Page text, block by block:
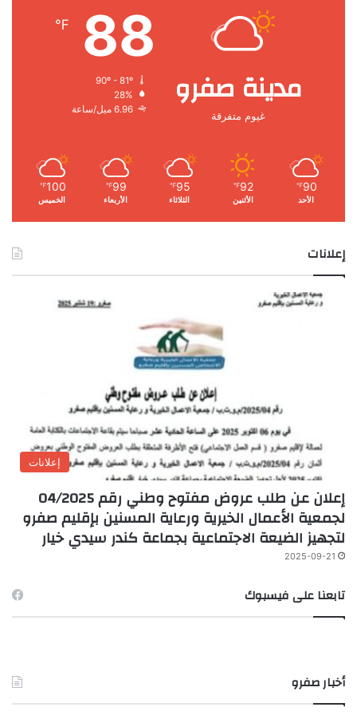
مدينة صفرو
غيوم متفرقة
88
℉
28%
6.96 ميل/ساعة
90
℉
الأحد
92
℉
الأثنين
95
℉
الثلاثاء
99
℉
الأربعاء
100
℉
الخميس
إعلانات
إعلانات
إعلان عن طلب عروض مفتوح وطني رقم 04/2025
لجمعية الأعمال الخيرية ورعاية المسنين بإقليم صفرو
لتجهيز الضيعة الاجتماعية بجماعة كندر سيدي خيار
2025-09-21
تابعنا على فيسبوك
أخبار صفرو